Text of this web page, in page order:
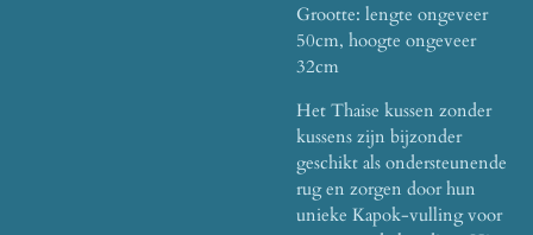
Grootte: lengte ongeveer
50cm, hoogte ongeveer
32cm
Het Thaise kussen zonder
kussens zijn bijzonder
geschikt als ondersteunende
rug en zorgen door hun
unieke Kapok-vulling voor